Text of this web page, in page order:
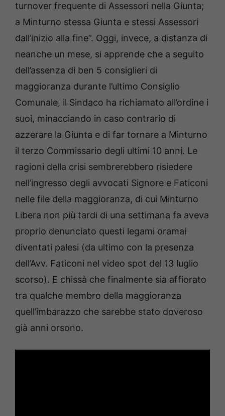
turnover frequente di Assessori nella Giunta;
a Minturno stessa Giunta e stessi Assessori
dall’inizio alla fine”. Oggi, invece, a distanza di
neanche un mese, si apprende che a seguito
dell’assenza di ben 5 consiglieri di
maggioranza durante l’ultimo Consiglio
Comunale, il Sindaco ha richiamato all’ordine i
suoi, minacciando in caso contrario di
azzerare la Giunta e di far tornare a Minturno
il terzo Commissario degli ultimi 10 anni. Le
ragioni della crisi sembrerebbero risiedere
nell’ingresso degli avvocati Signore e Faticoni
nelle file della maggioranza, di cui Minturno
Libera non più tardi di una settimana fa aveva
proprio denunciato questi legami oramai
diventati palesi (da ultimo con la presenza
dell’Avv. Faticoni nel video spot del 13 luglio
scorso). E chissà che finalmente sia affiorato
tra qualche membro della maggioranza
quell’imbarazzo che sarebbe stato doveroso
già anni orsono.